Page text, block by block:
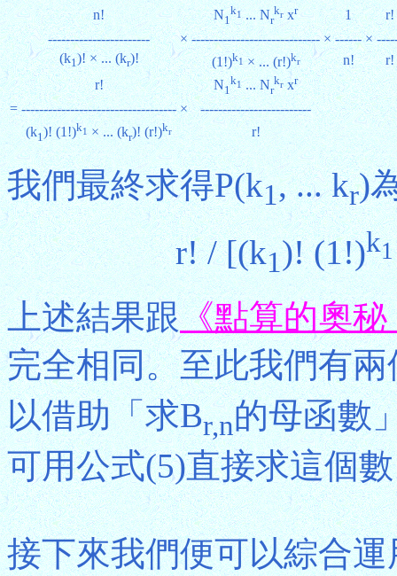
n! N1
k1... Nr
krxr 1
r!
-----------------------
× ----------------------------- × ------ ×
(k1)! × ... (kr)! (1!)k1× ... (r!)kr n!
r!
r!
N1
k1... Nr
krxr
= ----------------------------------- ×
-------------------------
(k1)! (1!)k1× ... (kr)! (r!)kr r!
我們最終求得P(k1, ... kr)
r! / [(k1)! (1!)k1
上述結果跟《點算的奧
完全相同。至此我們有
以借助「求Br,n的母函數
可用公式(5)直接求這個
接下來我們便可以綜合